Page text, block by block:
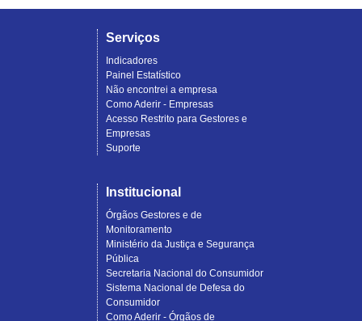
Serviços
Indicadores
Painel Estatístico
Não encontrei a empresa
Como Aderir - Empresas
Acesso Restrito para Gestores e
Empresas
Suporte
Institucional
Órgãos Gestores e de
Monitoramento
Ministério da Justiça e Segurança
Pública
Secretaria Nacional do Consumidor
Sistema Nacional de Defesa do
Consumidor
Como Aderir - Órgãos de